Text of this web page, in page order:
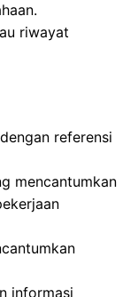
riwayat
referensi
mencantumkan
informasi